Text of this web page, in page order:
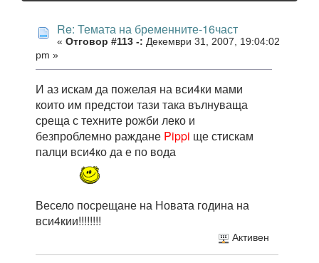
Re: Темата на бременните-16част
« Отговор #113 -: Декември 31, 2007, 19:04:02
pm »
И аз искам да пожелая на вси4ки мами
които им предстои тази така вълнуваща
среща с техните рожби леко и
безпроблемно раждане Pippi ще стискам
палци вси4ко да е по вода
Весело посрещане на Новата година на
вси4кии!!!!!!!!
Активен